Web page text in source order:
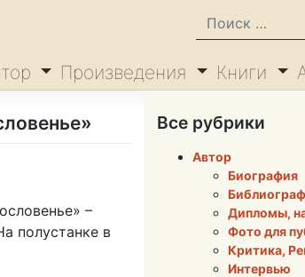
Произведения Книги
–
полустанке в
Все рубрики
Автор
Биография
Дипломы,
Фото для
Критика,
Интервью